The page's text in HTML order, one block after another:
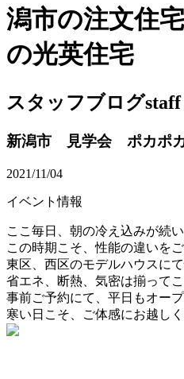
潟市の注文住
の光英住宅
スタッフブログ
新潟市 見学会 ポカポ
2021/11/04
イベント情報
ここ毎日、朝の冷え込みが続い
この時期こそ、性能の違いを
東区、西区のモデルハウスに
省エネ、断熱、気密は揃って
事前ご予約にて、平日もオー
寒い日こそ、ご体感にお越しく